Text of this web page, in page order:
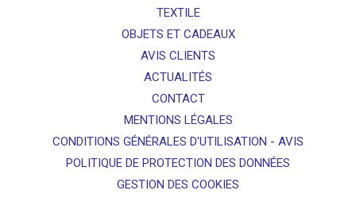
TEXTILE
OBJETS ET CADEAUX
AVIS CLIENTS
ACTUALITÉS
CONTACT
MENTIONS LÉGALES
CONDITIONS GÉNÉRALES D'UTILISATION - AVIS
POLITIQUE DE PROTECTION DES DONNÉES
GESTION DES COOKIES